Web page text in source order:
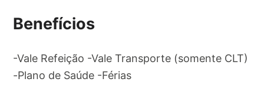
Benefícios
-Vale Refeição -Vale Transporte (somente CLT)
-Plano de Saúde -Férias